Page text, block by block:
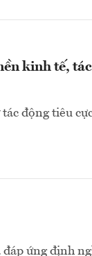
kinh tế,
tác động tiêu
ứng định